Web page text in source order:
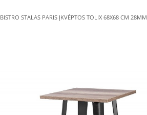
BISTRO STALAS PARIS ĮKVĖPTOS TOLIX 68X68 CM 28MM